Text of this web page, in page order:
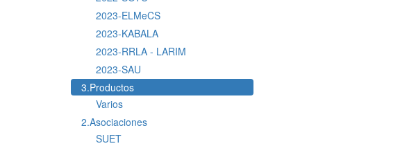
2023-ELMeCS
2023-KABALA
2023-RRLA - LARIM
2023-SAU
3.Productos
Varios
2.Asociaciones
SUET